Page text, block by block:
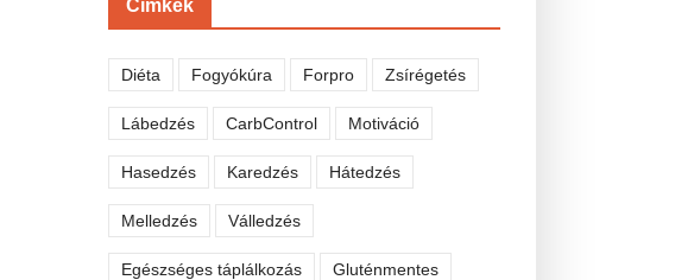
Címkék
Diéta Fogyókúra Forpro Zsírégetés
Lábedzés CarbControl Motiváció
Hasedzés Karedzés Hátedzés
Melledzés Válledzés
Egészséges táplálkozás Gluténmentes